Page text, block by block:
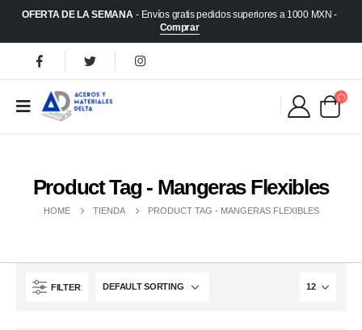
OFERTA DE LA SEMANA - Envíos gratis pedidos superiores a 1000 MXN -
Comprar
Product Tag - Mangeras Flexibles
HOME TIENDA PRODUCT TAG - MANGERAS FLEXIBLES
FILTER